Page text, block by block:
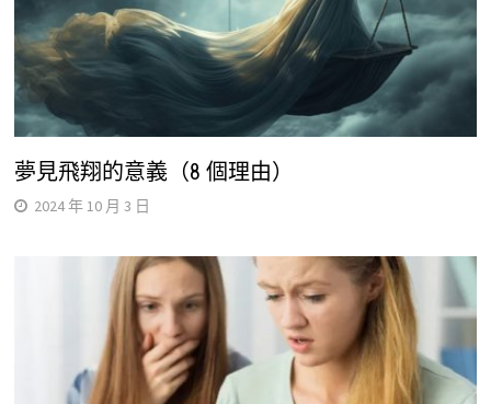
夢見飛翔的意義（8 個理由）
2024 年 10 月 3 日